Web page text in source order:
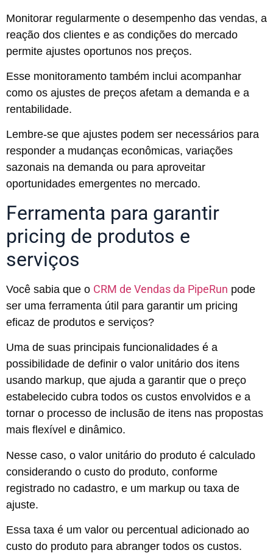
Monitorar regularmente o desempenho das vendas, a
reação dos clientes e as condições do mercado
permite ajustes oportunos nos preços.
Esse monitoramento também inclui acompanhar
como os ajustes de preços afetam a demanda e a
rentabilidade.
Lembre-se que ajustes podem ser necessários para
responder a mudanças econômicas, variações
sazonais na demanda ou para aproveitar
oportunidades emergentes no mercado.
Ferramenta para garantir
pricing de produtos e
serviços
Você sabia que o CRM de Vendas da PipeRun pode
ser uma ferramenta útil para garantir um pricing
eficaz de produtos e serviços?
Uma de suas principais funcionalidades é a
possibilidade de definir o valor unitário dos itens
usando markup, que ajuda a garantir que o preço
estabelecido cubra todos os custos envolvidos e a
tornar o processo de inclusão de itens nas propostas
mais flexível e dinâmico.
Nesse caso, o valor unitário do produto é calculado
considerando o custo do produto, conforme
registrado no cadastro, e um markup ou taxa de
ajuste.
Essa taxa é um valor ou percentual adicionado ao
custo do produto para abranger todos os custos.